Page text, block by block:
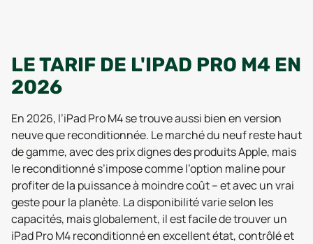
LE TARIF DE L'IPAD PRO M4 EN
2026
En 2026, l’iPad Pro M4 se trouve aussi bien en version
neuve que reconditionnée. Le marché du neuf reste haut
de gamme, avec des prix dignes des produits Apple, mais
le reconditionné s’impose comme l’option maline pour
profiter de la puissance à moindre coût – et avec un vrai
geste pour la planète. La disponibilité varie selon les
capacités, mais globalement, il est facile de trouver un
iPad Pro M4 reconditionné en excellent état, contrôlé et